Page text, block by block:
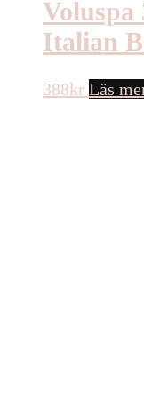
Italian
388kr Läs